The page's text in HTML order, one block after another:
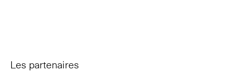
Les partenaires